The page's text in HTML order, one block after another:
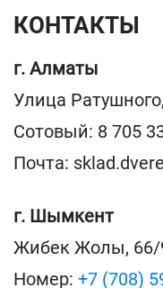
КОНТАКТЫ
г. Алматы
Улица
Сотовый: 8 705
Почта:
г. Шымкент
Жибек Жолы, 66/
Номер: +7 (708)